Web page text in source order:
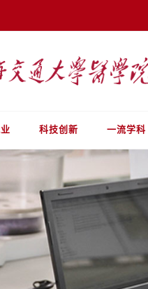
科技创新 一流学科